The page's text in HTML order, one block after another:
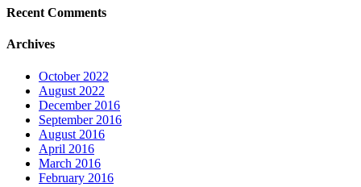
Recent Comments
Archives
October 2022
August 2022
December 2016
September 2016
August 2016
April 2016
March 2016
February 2016